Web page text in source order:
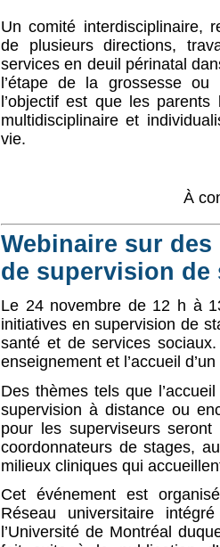
Un comité interdisciplinaire,
de plusieurs directions,
services en deuil périnatal
l’étape de la grossesse
l’objectif est que les parents
multidisciplinaire et
vie.
À
Webinaire sur
de supervision de
Le 24 novembre de 12 h à
initiatives en supervision de
santé et de services
enseignement et l’accueil
Des thèmes tels que
supervision à distance ou
pour les superviseurs seront
coordonnateurs de stages,
milieux cliniques qui
Cet événement est
Réseau universitaire
l’Université de Montréal